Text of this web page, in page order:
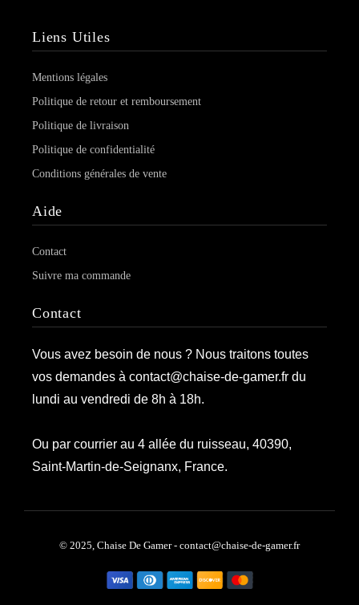
Liens Utiles
Mentions légales
Politique de retour et remboursement
Politique de livraison
Politique de confidentialité
Conditions générales de vente
Aide
Contact
Suivre ma commande
Contact
Vous avez besoin de nous ? Nous traitons toutes
vos demandes à contact@chaise-de-gamer.fr du
lundi au vendredi de 8h à 18h.
Ou par courrier au 4 allée du ruisseau, 40390,
Saint-Martin-de-Seignanx, France.
© 2025, Chaise De Gamer - contact@chaise-de-gamer.fr